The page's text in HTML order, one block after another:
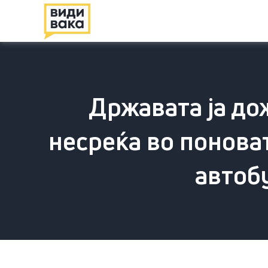
Државата ја
несреќа во